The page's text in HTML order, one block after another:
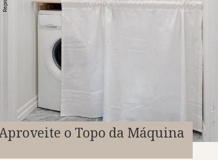
o Topo da Máquina